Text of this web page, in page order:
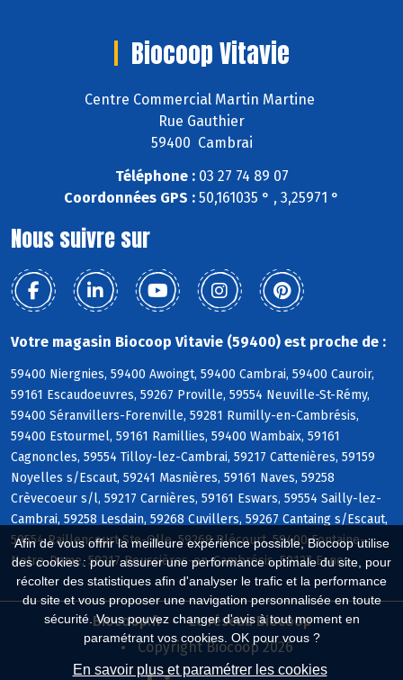
Afin de vous offrir la meilleure expérience possible, Biocoop utilise
des cookies : pour assurer une performance optimale du site, pour
récolter des statistiques afin d'analyser le trafic et la performance
du site et vous proposer une navigation personnalisée en toute
sécurité. Vous pouvez changer d'avis à tout moment en
paramétrant vos cookies. OK pour vous ?
En savoir plus et paramétrer les cookies
Biocoop Vitavie
Centre Commercial Martin Martine
Rue Gauthier
59400 Cambrai
Téléphone :03 27 74 89 07
Coordonnées GPS : 50,161035 ° , 3,25971 °
Nous suivre sur
Votre magasin Biocoop Vitavie (59400) est proche de :
59400 Niergnies, 59400 Awoingt, 59400 Cambrai, 59400 Cauroir,
59161 Escaudoeuvres, 59267 Proville, 59554 Neuville-St-Rémy,
59400 Séranvillers-Forenville, 59281 Rumilly-en-Cambrésis,
59400 Estourmel, 59161 Ramillies, 59400 Wambaix, 59161
Cagnoncles, 59554 Tilloy-lez-Cambrai, 59217 Cattenières, 59159
Noyelles s/Escaut, 59241 Masnières, 59161 Naves, 59258
Crèvecoeur s/l, 59217 Carnières, 59161 Eswars, 59554 Sailly-lez-
Cambrai, 59258 Lesdain, 59268 Cuvillers, 59267 Cantaing s/Escaut,
59554 Raillencourt-Ste-Olle, 59268 Blécourt, 59400 Fontaine-
Notre-Dame, 59217 Boussières-en-Cambrésis, 59127 Esnes
Biocoop.fr
Le réseau Biocoop
Copyright Biocoop 2026